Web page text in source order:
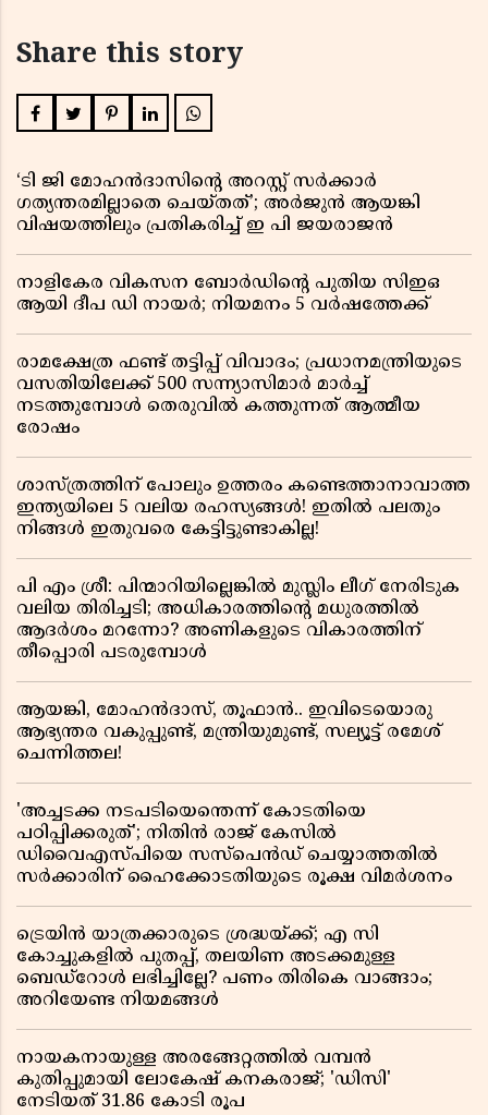
Share this story
‘ടി ജി മോഹൻദാസിൻ്റെ അറസ്റ്റ് സർക്കാർ
ഗത്യന്തരമില്ലാതെ ചെയ്തത്’; അർജുൻ ആയങ്കി
വിഷയത്തിലും പ്രതികരിച്ച് ഇ പി ജയരാജൻ
നാളികേര വികസന ബോർഡിൻ്റെ പുതിയ സിഇഒ
ആയി ദീപ ഡി നായർ; നിയമനം 5 വർഷത്തേക്ക് ​​​​​​​
രാമക്ഷേത്ര ഫണ്ട് തട്ടിപ്പ് വിവാദം; പ്രധാനമന്ത്രിയുടെ
വസതിയിലേക്ക് 500 സന്ന്യാസിമാർ മാർച്ച്
നടത്തുമ്പോൾ തെരുവിൽ കത്തുന്നത് ആത്മീയ
രോഷം
ശാസ്ത്രത്തിന് പോലും ഉത്തരം കണ്ടെത്താനാവാത്ത
ഇന്ത്യയിലെ 5 വലിയ രഹസ്യങ്ങൾ! ഇതിൽ പലതും
നിങ്ങൾ ഇതുവരെ കേട്ടിട്ടുണ്ടാകില്ല!
പി എം ശ്രീ: പിന്മാറിയില്ലെങ്കിൽ മുസ്ലിം ലീഗ് നേരിടുക
വലിയ തിരിച്ചടി; അധികാരത്തിന്റെ മധുരത്തിൽ
ആദർശം മറന്നോ? അണികളുടെ വികാരത്തിന്
തീപ്പൊരി പടരുമ്പോൾ
ആയങ്കി, മോഹൻദാസ്, തൂഫാൻ.. ഇവിടെയൊരു
ആഭ്യന്തര വകുപ്പുണ്ട്, മന്ത്രിയുമുണ്ട്, സല്യൂട്ട് രമേശ്‌
ചെന്നിത്തല!
'അച്ചടക്ക നടപടിയെന്തെന്ന് കോടതിയെ
പഠിപ്പിക്കരുത്'; നിതിൻ രാജ് കേസിൽ
ഡിവൈഎസ്പിയെ സസ്പെൻഡ് ചെയ്യാത്തതിൽ
സർക്കാരിന് ഹൈക്കോടതിയുടെ രൂക്ഷ വിമർശനം
ട്രെയിൻ യാത്രക്കാരുടെ ശ്രദ്ധയ്ക്ക്; എ സി
കോച്ചുകളിൽ പുതപ്പ്, തലയിണ അടക്കമുള്ള
ബെഡ്റോൾ ലഭിച്ചില്ലേ? പണം തിരികെ വാങ്ങാം;
അറിയേണ്ട നിയമങ്ങൾ
നായകനായുള്ള അരങ്ങേറ്റത്തിൽ വമ്പൻ
കുതിപ്പുമായി ലോകേഷ് കനകരാജ്; 'ഡിസി'
നേടിയത് 31.86 കോടി രൂപ